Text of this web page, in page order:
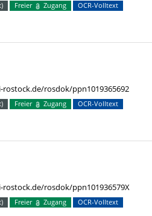
Freier Zugang OCR-Volltext
rosdok/ppn1019365692
Freier Zugang OCR-Volltext
rosdok/ppn101936579X
Freier Zugang OCR-Volltext